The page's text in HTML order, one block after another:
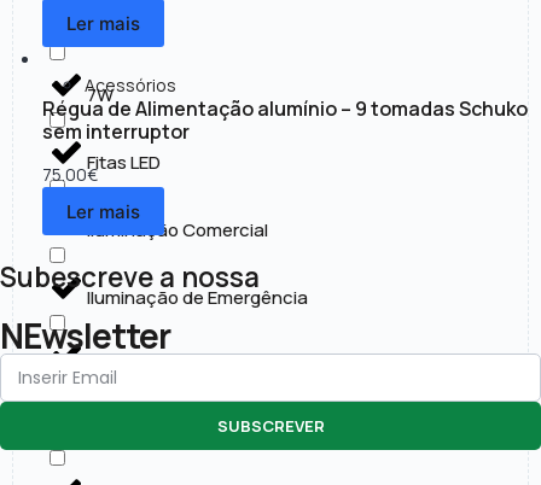
30 a 50W
7W
Fitas LED
Iluminação Comercial
Iluminação de Emergência
Iluminação Exterior
Ler mais
Acessórios
Régua de Alimentação alumínio – 9 tomadas Schuko
sem interruptor
75.00€
Ler mais
Subescreve a nossa
NEwsletter
SUBSCREVER